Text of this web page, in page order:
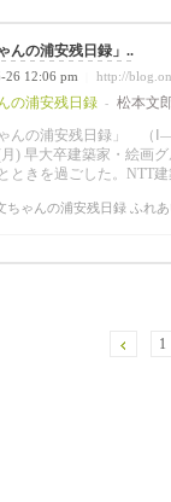
んの浦安残日録」..
26 12:06 pm http://
の浦安残日録 -
松本文
ちゃんの浦安
) 早大卒建築家・絵画
ときを過ごした。NTT
ちゃんの浦安残日録 ふれ
1